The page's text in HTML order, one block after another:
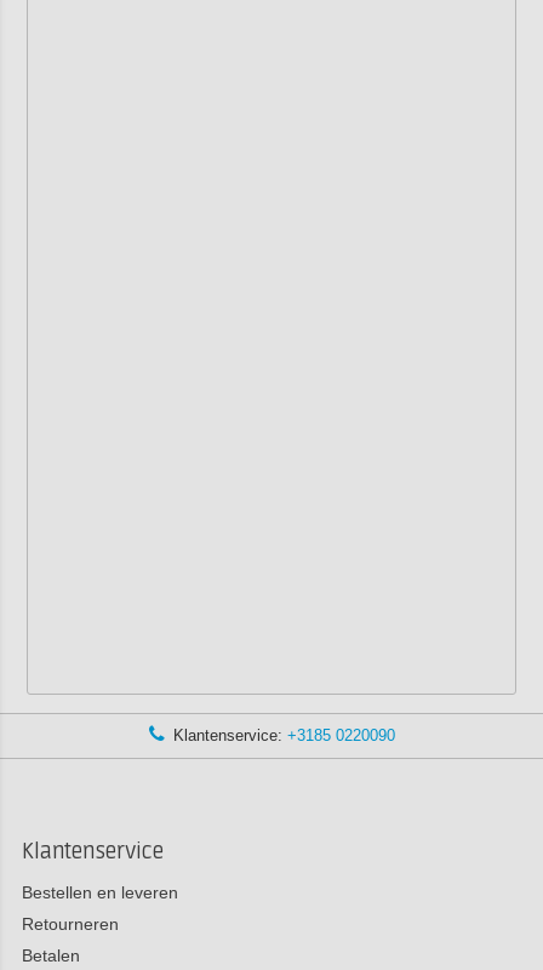
Klantenservice: +3185 0220090
Klantenservice
Bestellen en leveren
Retourneren
Betalen